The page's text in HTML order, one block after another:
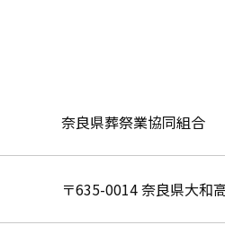
奈良県葬祭業協同組合
〒635-0014 奈良県大